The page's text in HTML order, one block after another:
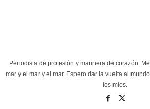
Periodista de profesión y marinera de corazón.
mar y el mar y el mar. Espero dar la vuelta al
los míos.